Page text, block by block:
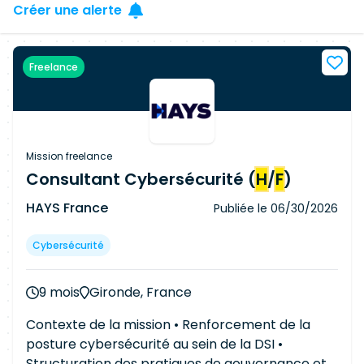
Créer une alerte
Freelance
Mission freelance
Consultant Cybersécurité (H/F)
HAYS France Publiée le 06/30/2026
Cybersécurité
9 mois Gironde, France
Contexte de la mission • Renforcement de la
posture cybersécurité au sein de la DSI •